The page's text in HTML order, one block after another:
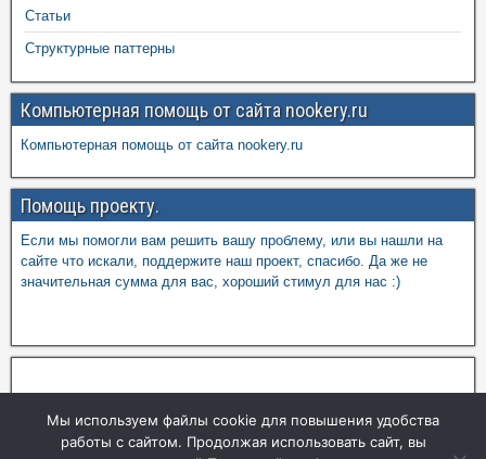
Статьи
Структурные паттерны
Компьютерная помощь от сайта nookery.ru
Компьютерная помощь от сайта nookery.ru
Помощь проекту.
Если мы помогли вам решить вашу проблему, или вы нашли на
сайте что искали, поддержите наш проект, спасибо. Да же не
значительная сумма для вас, хороший стимул для нас :)
Мы используем файлы cookie для повышения удобства
работы с сайтом. Продолжая использовать сайт, вы